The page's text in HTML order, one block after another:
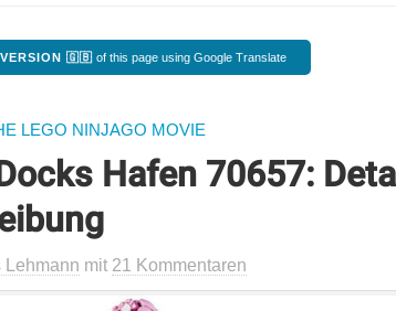
VERSION 🇬🇧 of this page using Google Translate
LEGO NINJAGO MOVIE
Hafen 70657:
Lehmann mit 21 Kommentaren